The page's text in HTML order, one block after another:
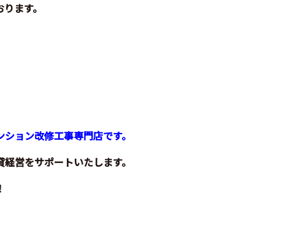
ます。
ョン改修工事専門店です。
営をサポートいたします。